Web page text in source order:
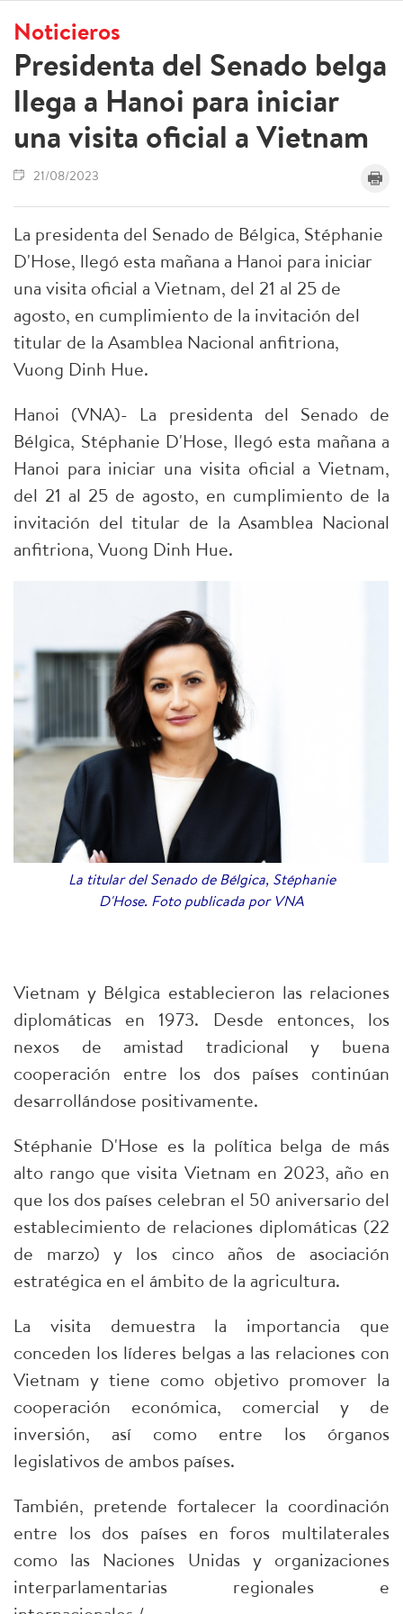
Noticieros
Presidenta del Senado belga
llega a Hanoi para iniciar
una visita oficial a Vietnam
21/08/2023
La presidenta del Senado de Bélgica, Stéphanie
D'Hose, llegó esta mañana a Hanoi para iniciar
una visita oficial a Vietnam, del 21 al 25 de
agosto, en cumplimiento de la invitación del
titular de la Asamblea Nacional anfitriona,
Vuong Dinh Hue.
Hanoi (VNA)- La presidenta del Senado de
Bélgica, Stéphanie D'Hose, llegó esta mañana a
Hanoi para iniciar una visita oficial a Vietnam,
del 21 al 25 de agosto, en cumplimiento de la
invitación del titular de la Asamblea Nacional
anfitriona, Vuong Dinh Hue.
La titular del Senado de Bélgica, Stéphanie
D'Hose. Foto publicada por VNA
Vietnam y Bélgica establecieron las relaciones
diplomáticas en 1973. Desde entonces, los
nexos de amistad tradicional y buena
cooperación entre los dos países continúan
desarrollándose positivamente.
Stéphanie D'Hose es la política belga de más
alto rango que visita Vietnam en 2023, año en
que los dos países celebran el 50 aniversario del
establecimiento de relaciones diplomáticas (22
de marzo) y los cinco años de asociación
estratégica en el ámbito de la agricultura.
La visita demuestra la importancia que
conceden los líderes belgas a las relaciones con
Vietnam y tiene como objetivo promover la
cooperación económica, comercial y de
inversión, así como entre los órganos
legislativos de ambos países.
También, pretende fortalecer la coordinación
entre los dos países en foros multilaterales
como las Naciones Unidas y organizaciones
interparlamentarias regionales e